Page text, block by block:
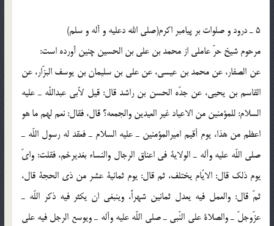
5 ـ درود و صلوات بر پیامبر اکرم(صلی الله دعلیه و آله و سلم)
مرحوم شیخ حرّ عاملی از محمد بن علی بن الحسین چنین آورده است:
عن الصفار، عن محمد بن عیسی، عن علی بن سلیمان بن یوسف البزّار، عن
القاسم بن یحیی، عن جدّه الحسن بن راشد قال: قیل لأبی عبداللّه ـ علیه
السلام: للمؤمنین من الاعیاد غیر العیدین والجمعه؟ قال، فقال: نعم لهم ما هو
اعظم من هذا، یوم أقیم امیرالمؤمنین ـ علیه السلام ـ فعقد له رسول اللّه ـ
صلی اللّه علیه وآله ـ الولایة فی اعناق الرجال والنساء بغدیرخم، فقلت: وایّ
یوم ذلک قال: الایّام یختلف، ثم قال: یوم ثمانیة عشر من ذی الحجة قال،
ثمّ قال: والعمل فیه یعدل ثمانین شهراً، وینبغی ان یکثر فیه ذکر اللّه ـ
عزّوجلّ ـ والصلاة علی النّبی ـ صلی اللّه علیه وآله ـ ویوسع الرجل فیه علی